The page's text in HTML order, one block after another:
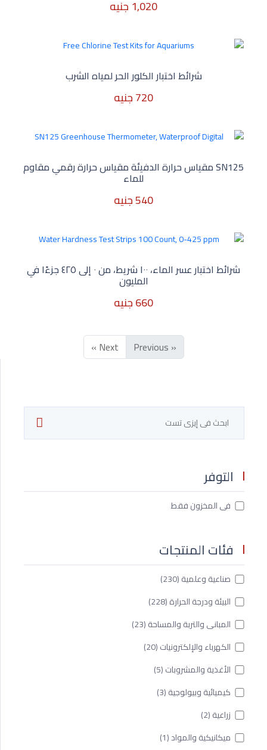
1,020 جنيه
شرائط اختبار الكلور الحر لمياه الشرب
720 جنيه
SN125 مقياس حرارة الدفيئة مقياس حرارة رقمي مقاوم
للماء
540 جنيه
540 جنيه شرائط اختبار عسر الماء، ١٠٠ شريط، من ٠ إلى ٤٢٥ جزءًا في
المليون
660 جنيه
« Previous
Next »
التوفر
فى المخزون فقط
فئات المنتجات
صناعية وعلمية(230)
البيئة ودرجة الحرارة(228)
المبانى والتربة والمساحة(23)
الكهرباء والإلكترونيات(20)
الأغذية والمشروبات(5)
كيميائية وبيولوجية(3)
زراعية(2)
ميكانيكية والمواد(1)